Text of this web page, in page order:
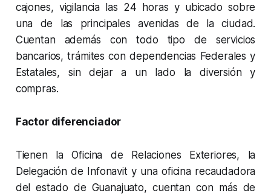
cajones, vigilancia las 24 horas y ubicado sobre
una de las principales avenidas de la ciudad.
Cuentan además con todo tipo de servicios
bancarios, trámites con dependencias Federales y
Estatales, sin dejar a un lado la diversión y
compras.
Factor diferenciador
Tienen la Oficina de Relaciones Exteriores, la
Delegación de Infonavit y una oficina recaudadora
del estado de Guanajuato, cuentan con más de